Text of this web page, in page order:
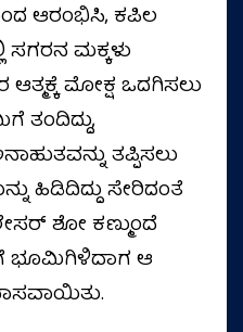
ಆರಂಭಿಸಿ, ಕಪಿಲ
ಮಕ್ಕಳು
ಆತ್ಮಕ್ಕೆ ಮೋಕ್ಷ ಒದಗಿಸಲು
ತಂದಿದ್ದು,
ತಪ್ಪಿಸಲು
ಹಿಡಿದಿದ್ದು ಸೇರಿದಂತೆ
ಶೋ ಕಣ್ಮುಂದೆ
ಭೂಮಿಗಿಳಿದಾಗ ಆ